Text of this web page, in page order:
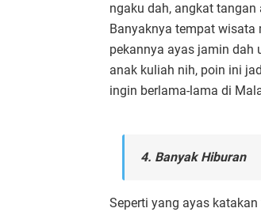
ngaku dah, angkat
Banyaknya tempat
pekannya ayas jamin dah
anak kuliah nih, poin ini
ingin berlama-lama di
4. Banyak Hiburan
Seperti yang ayas